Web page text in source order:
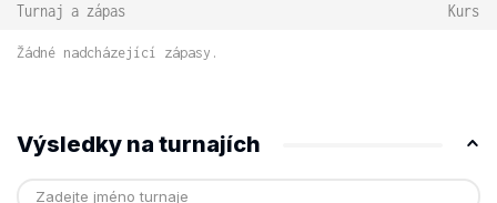
Turnaj a zápas Kurs
Žádné nadcházející zápasy.
Výsledky na turnajích